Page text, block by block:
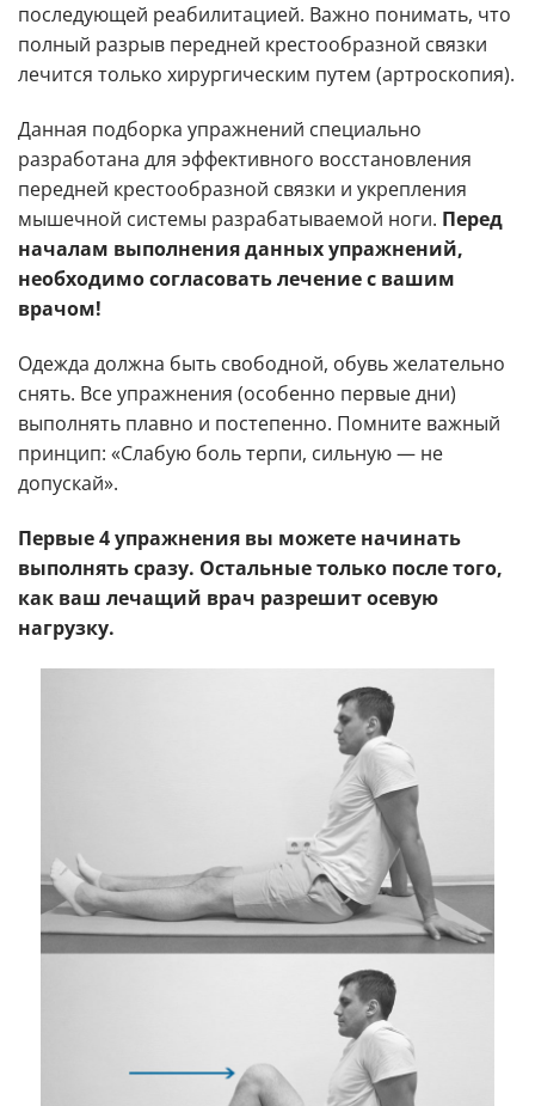
последующей реабилитацией. Важно понимать, что
полный разрыв передней крестообразной связки
лечится только хирургическим путем (артроскопия).
Данная подборка упражнений специально
разработана для эффективного восстановления
передней крестообразной связки и укрепления
мышечной системы разрабатываемой ноги. Перед
началам выполнения данных упражнений,
необходимо согласовать лечение с вашим
врачом!
Одежда должна быть свободной, обувь желательно
снять. Все упражнения (особенно первые дни)
выполнять плавно и постепенно. Помните важный
принцип: «Слабую боль терпи, сильную — не
допускай».
Первые 4 упражнения вы можете начинать
выполнять сразу. Остальные только после того,
как ваш лечащий врач разрешит осевую
нагрузку.